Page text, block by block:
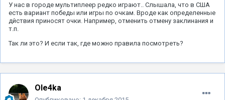
У нас в городе мультиплеер редко играют.. Слышала, что в США
есть вариант победы или игры по очкам. Вроде как определенные
дйствия приносят очки. Например, отменить отмену заклинания и
т.п.
Так ли это? И если так, где можно правила посмотреть?
Ole4ka